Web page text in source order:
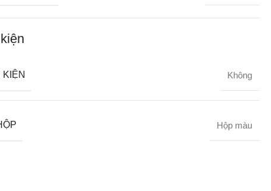
KIỆN Không
Hộp màu